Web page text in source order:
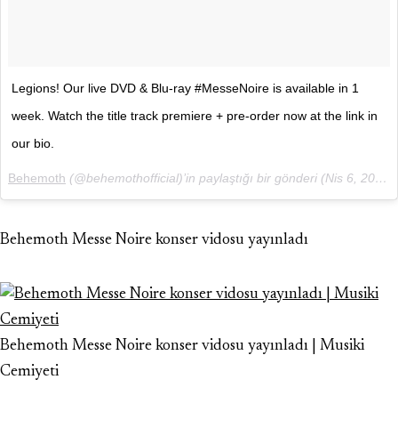
Legions! Our live DVD & Blu-ray #MesseNoire is available in 1
week. Watch the title track premiere + pre-order now at the link in
our bio.
Behemoth (@behemothofficial)’in paylaştığı bir gönderi (Nis 6, 2018 at 9:01öö PDT
Behemoth Messe Noire konser vidosu yayınladı
Behemoth Messe Noire konser vidosu yayınladı | Musiki
Cemiyeti